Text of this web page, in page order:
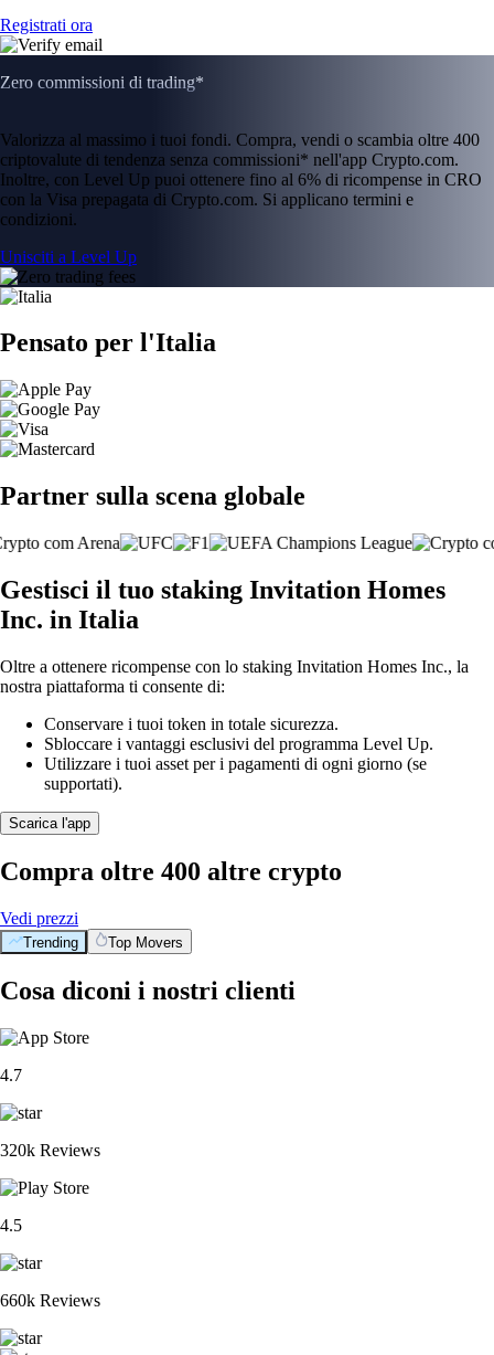
Registrati ora
Zero commissioni di trading*
Valorizza al massimo i tuoi fondi. Compra, vendi o scambia oltre 400
criptovalute di tendenza senza commissioni* nell'app Crypto.com.
Inoltre, con Level Up puoi ottenere fino al 6% di ricompense in CRO
con la Visa prepagata di Crypto.com. Si applicano termini e
condizioni.
Unisciti a Level Up
Pensato per l'Italia
Partner sulla scena globale
Gestisci il tuo staking Invitation Homes
Inc. in Italia
Oltre a ottenere ricompense con lo staking Invitation Homes Inc., la
nostra piattaforma ti consente di:
Conservare i tuoi token in totale sicurezza.
Sbloccare i vantaggi esclusivi del programma Level Up.
Utilizzare i tuoi asset per i pagamenti di ogni giorno (se
supportati).
Scarica l'app
Compra oltre 400 altre crypto
Vedi prezzi
Trending Top Movers
Cosa diconi i nostri clienti
4.7
320k Reviews
4.5
660k Reviews